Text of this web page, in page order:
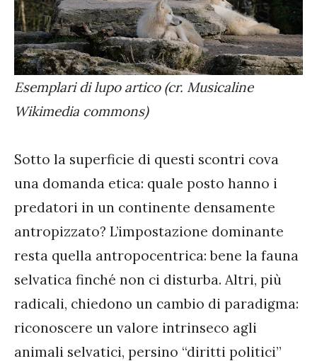
Esemplari di lupo artico (cr. Musicaline
Wikimedia commons)
Sotto la superficie di questi scontri cova
una domanda etica: quale posto hanno i
predatori in un continente densamente
antropizzato? L’impostazione dominante
resta quella antropocentrica: bene la fauna
selvatica finché non ci disturba. Altri, più
radicali, chiedono un cambio di paradigma:
riconoscere un valore intrinseco agli
animali selvatici, persino “diritti politici”